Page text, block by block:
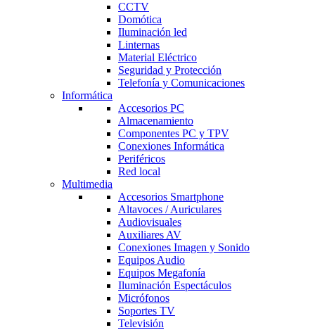
CCTV
Domótica
Iluminación led
Linternas
Material Eléctrico
Seguridad y Protección
Telefonía y Comunicaciones
Informática
Accesorios PC
Almacenamiento
Componentes PC y TPV
Conexiones Informática
Periféricos
Red local
Multimedia
Accesorios Smartphone
Altavoces / Auriculares
Audiovisuales
Auxiliares AV
Conexiones Imagen y Sonido
Equipos Audio
Equipos Megafonía
Iluminación Espectáculos
Micrófonos
Soportes TV
Televisión